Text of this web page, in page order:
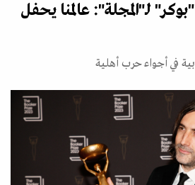
لـ"المجلة": عالمنا يحفل
في أجواء حرب أهلية